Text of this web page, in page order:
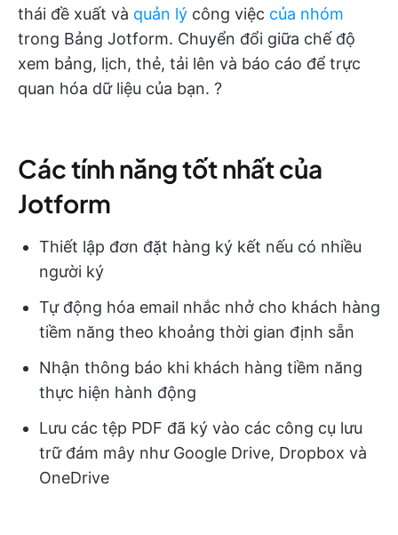
thái đề xuất và quản lý công việc của nhóm
trong Bảng Jotform. Chuyển đổi giữa chế độ
xem bảng, lịch, thẻ, tải lên và báo cáo để trực
quan hóa dữ liệu của bạn. ?
Các tính năng tốt nhất của
Jotform
Thiết lập đơn đặt hàng ký kết nếu có nhiều
người ký
Tự động hóa email nhắc nhở cho khách hàng
tiềm năng theo khoảng thời gian định sẵn
Nhận thông báo khi khách hàng tiềm năng
thực hiện hành động
Lưu các tệp PDF đã ký vào các công cụ lưu
trữ đám mây như Google Drive, Dropbox và
OneDrive